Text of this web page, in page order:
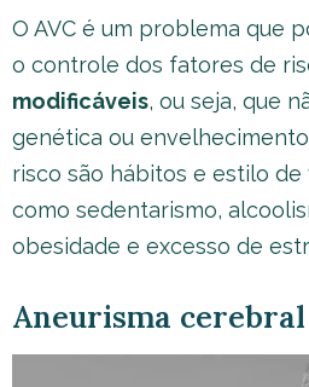
O AVC é um problema que
o controle dos fatores de
modificáveis, ou seja, que
genética ou
risco são hábitos e estilo de
como sedentarismo,
obesidade e excesso de
Aneurisma cerebral